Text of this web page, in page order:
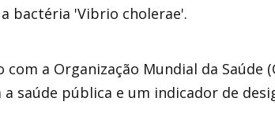
bactéria 'Vibrio cholerae'.
com a Organização Mundial da Saúde
saúde pública e um indicador de